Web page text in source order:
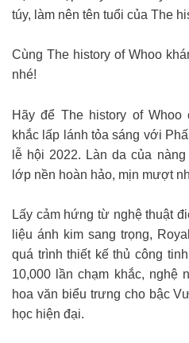
túy, làm nên tên tuổi của The
Cùng The history of Whoo
nhé!
Hãy để The history of
khắc lấp lánh tỏa sáng với
lễ hội 2022. Làn da của
lớp nền hoàn hảo, mịn mượt
Lấy cảm hứng từ nghệ thuật
liệu ánh kim sang trọng,
quá trình thiết kế thủ công
10,000 lần chạm khắc, nghệ
hoa văn biểu trưng cho bậc
học hiện đại.